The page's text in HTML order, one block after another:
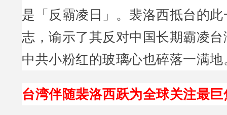
是「反霸凌日」。裴洛西抵台的
志，谕示了其反对中国长期霸凌
中共小粉红的玻璃心也碎落一满地
台湾伴随裴洛西跃为全球关注最巨